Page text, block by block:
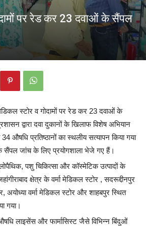
पर रेड कर 23 दवाओं के सैंपल
स्टोर व गोदामों पर रेड कर 23 दवाओं के
द्वारा दवा दुकानों के खिलाफ विशेष अभियान
औषधि प्रतिष्ठानों का स्थलीय सत्यापन किया गया
सैंपल जांच के लिए प्रयोगशाला भेजे गए हैं।
पशु चिकित्सा और कॉस्मेटिक उत्पादों के
क्षेत्र के वर्मा मेडिकल स्टोर , सदरूद्दीनपुर
अयोध्या वर्मा मेडिकल स्टोर और शाहबपुर स्थित
गया।
लाइसेंस और फार्मासिस्ट जैसे विभिन्न बिंदुओं